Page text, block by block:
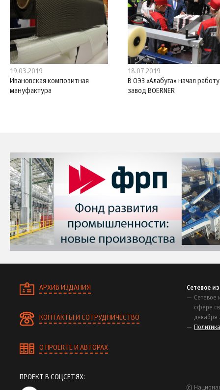
19.03.2019
Ивановская композитная
мануфактура
18.07.2019
В ОЭЗ «Алабуга» начал работу
завод BOERNER
АРХИВ ИЗДАНИЯ
КОНТАКТЫ И СОТРУДНИЧЕСТВО
О ПРОЕКТЕ И АВТОРАХ
Сетевое
Сетевое
сфере
декабря
ПРОЕКТ В СОЦСЕТЯХ:
©